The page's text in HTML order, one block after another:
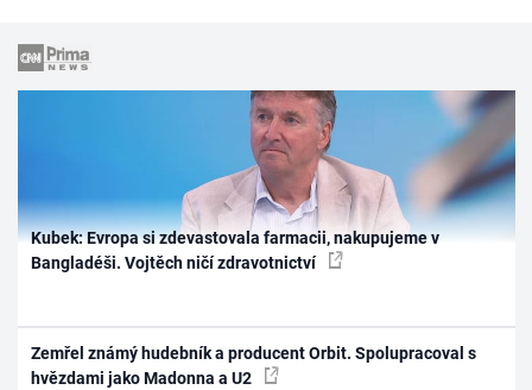
Kubek: Evropa si zdevastovala farmacii, nakupujeme v
Bangladéši. Vojtěch ničí zdravotnictví
Zemřel známý hudebník a producent Orbit. Spolupracoval s
hvězdami jako Madonna a U2